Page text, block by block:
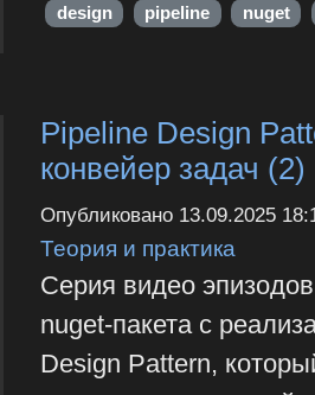
design pipeline nuget
Pipeline Design
конвейер задач (2)
Опубликовано 13.09.2025
Теория и практика
Серия видео
nuget-пакета с
Design Pattern,